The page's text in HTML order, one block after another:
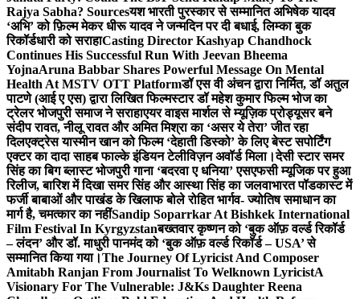
Rajya Sabha? Sourcesयश भारती पुरस्कार से सम्मानित अभिषेक यादव
‘अभि’ को फ़िल्म मेकर धीरू यादव ने जन्मदिन पर दी बधाई, लिम्का बुक
रिकॉर्डधारी को सराहाCasting Director Kashyap Chandhock
Continues His Successful Run With Jeevan Bheema
YojnaAruna Babbar Shares Powerful Message On Mental
Health At MSTV OTT Platformडॉ एस वी अंचन द्वारा निर्मित, डॉ अतुल
पाटणे (आई ए एस) द्वारा लिखित फिल्मस्टार डॉ महेश कुमार फिल्म भोज का
ट्रेलर भोजपुरी समाज ने सराहाएयर वाइस मार्शल से म्यूज़िक प्रोड्यूसर बने
संदीप रावत, नीलू रावत और अमित मिश्रा का ‘असर ये तेरा’ जीत रहा
दिलएक्ट्रेस यास्मीन खान को फिल्म ‘देहाती डिस्को’ के लिए बेस्ट सपोर्टिंग
एक्टर का दादा साहब फाल्के इंडियन टेलीविज़न अवॉर्ड मिला।देसी स्टार समर
सिंह का बिग ब्लास्ट भोजपुरी गाना ‘बदरवा ए धनिया’ एसएफसी म्यूजिक पर हुआ
रिलीज, बारिश में दिखा समर सिंह और आस्था सिंह का जलवाभारत पॉडकास्ट में
फर्जी बाबाओं और पाखंड के खिलाफ बोले रोहित भार्गव- ज्योतिष समाधान का
मार्ग है, चमत्कार का नहींSandip Soparrkar At Bishkek International
Film Festival In Kyrgyzstanबख्तवार कृष्णन को ‘बुक ऑफ़ वर्ल्ड रिकॉर्ड
– लंदन’ और डॉ. माधुरी पानमंद को ‘बुक ऑफ़ वर्ल्ड रिकॉर्ड – USA’ से
सम्मानित किया गया।The Journey Of Lyricist And Composer
Amitabh Ranjan From Journalist To Welknown LyricistA
Visionary For The Vulnerable: J&Ks Daughter Reena